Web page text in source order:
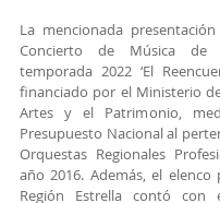
La mencionada
Concierto de Música de
temporada 2022 ‘El
financiado por el Ministerio
Artes y el Patrimonio,
Presupuesto Nacional al
Orquestas Regionales
año 2016. Además, el
Región Estrella contó